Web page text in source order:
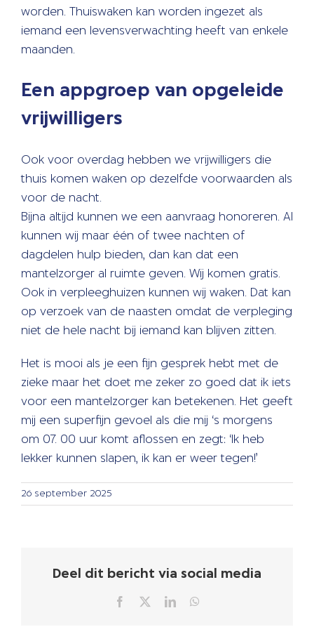
worden. Thuiswaken kan worden ingezet als
iemand een levensverwachting heeft van enkele
maanden.
Een appgroep van opgeleide
vrijwilligers
Ook voor overdag hebben we vrijwilligers die
thuis komen waken op dezelfde voorwaarden als
voor de nacht.
Bijna altijd kunnen we een aanvraag honoreren. Al
kunnen wij maar één of twee nachten of
dagdelen hulp bieden, dan kan dat een
mantelzorger al ruimte geven. Wij komen gratis.
Ook in verpleeghuizen kunnen wij waken. Dat kan
op verzoek van de naasten omdat de verpleging
niet de hele nacht bij iemand kan blijven zitten.
Het is mooi als je een fijn gesprek hebt met de
zieke maar het doet me zeker zo goed dat ik iets
voor een mantelzorger kan betekenen. Het geeft
mij een superfijn gevoel als die mij ‘s morgens
om 07. 00 uur komt aflossen en zegt: ‘Ik heb
lekker kunnen slapen, ik kan er weer tegen!’
26 september 2025
Deel dit bericht via social media
Facebook LinkedIn